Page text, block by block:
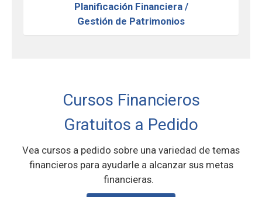
Planificación Financiera /
Gestión de Patrimonios
Cursos Financieros
Gratuitos a Pedido
Vea cursos a pedido sobre una variedad de temas
financieros para ayudarlea alcanzar sus metas
financieras.